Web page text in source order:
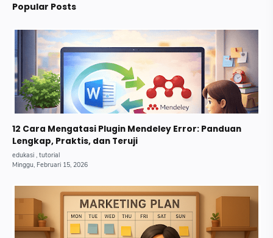
Popular Posts
12 Cara Mengatasi Plugin Mendeley Error: Panduan
Lengkap, Praktis, dan Teruji